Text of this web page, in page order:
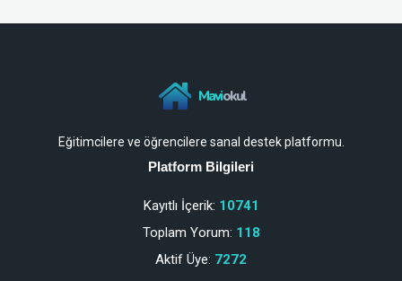
Maviokul
Eğitimcilere ve öğrencilere sanal destek platformu.
Platform Bilgileri
Kayıtlı İçerik: 10741
Toplam Yorum: 118
Aktif Üye: 7272